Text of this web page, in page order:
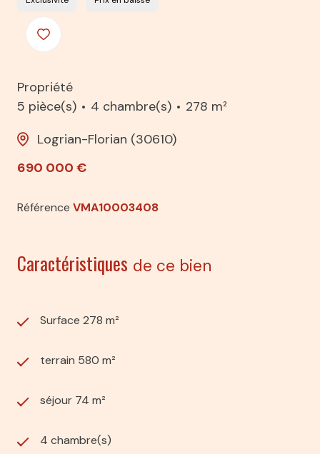
Propriété
5 pièce(s)
4 chambre(s)
278 m²
Logrian-Florian (30610)
690 000 €
Référence VMA10003408
Caractéristiques de ce bien
Surface 278 m²
terrain 580 m²
séjour 74 m²
4 chambre(s)